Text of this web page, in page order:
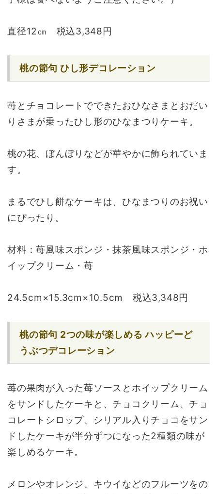
直径12㎝ 税込3,348円
桃の節句 ひし形デコレーション
苺とチョコレートでできたおひなさまとおだい
りさまが乗ったひし形のひなまつりケーキ。
桃の花、ぼんぼりなどが華やかに飾られていま
す。
まるでひし餅なケーキは、ひなまつりのお祝い
にぴったり。
材料：苺風味スポンジ・抹茶風味スポンジ・ホ
イップクリーム・苺
24.5cm×15.3cm×10.5cm 税込3,348円
桃の節句 2つの味が楽しめる ハッピーど
うぶつデコレーション
苺の果肉が入った苺ソースとホイップクリーム
をサンドしたケーキと、チョコクリーム、チョ
コレートシロップ、シリアル入りチョコをサン
ドしたケーキが半分ずつになった2種類の味が
楽しめるケーキ。
メロンやオレンジ、キウイなどのフルーツをの